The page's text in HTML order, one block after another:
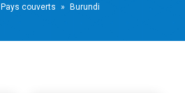
Pays couverts » Burundi